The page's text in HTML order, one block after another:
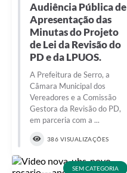
Audiência Pública de
Apresentação das
Minutas do Projeto
de Lei da Revisão do
PD e da LPUOS.
A Prefeitura de Serro, a
Câmara Municipal dos
Vereadores e a Comissão
Gestora da Revisão do PD,
em parceria com a ...
386 VISUALIZAÇÕES
SEM CATEGORIA